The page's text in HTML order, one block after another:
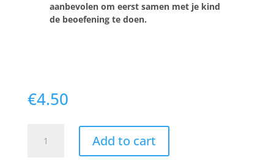
aanbevolen om eerst samen met je kind
de beoefening te doen.
€4.50
Add to cart